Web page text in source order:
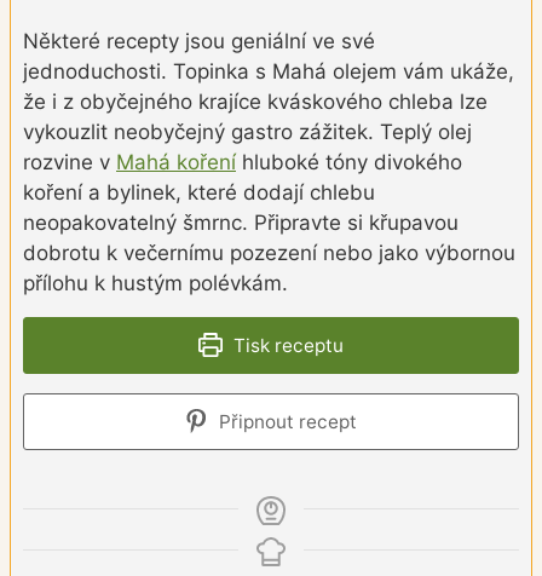
Některé recepty jsou geniální ve své
jednoduchosti. Topinka s Mahá olejem vám ukáže,
že i z obyčejného krajíce kváskového chleba lze
vykouzlit neobyčejný gastro zážitek. Teplý olej
rozvine v Mahá kořeníhluboké tóny divokého
koření a bylinek, které dodají chlebu
neopakovatelný šmrnc. Připravte si křupavou
dobrotu k večernímu pozezení nebo jako výbornou
přílohu k hustým polévkám.
Tisk receptu
Připnout recept